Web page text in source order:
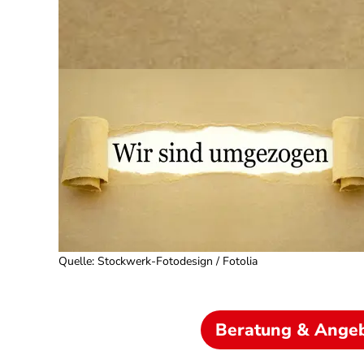
Quelle: Stockwerk-Fotodesign / Fotolia
Beratung &